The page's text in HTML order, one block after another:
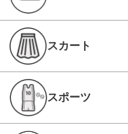
スカート
スポーツ